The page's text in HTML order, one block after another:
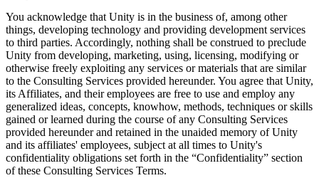
You acknowledge that Unity is in the business of, among other
things, developing technology and providing development services
to third parties. Accordingly, nothing shall be construed to preclude
Unity from developing, marketing, using, licensing, modifying or
otherwise freely exploiting any services or materials that are similar
to the Consulting Services provided hereunder. You agree that Unity,
its Affiliates, and their employees are free to use and employ any
generalized ideas, concepts, knowhow, methods, techniques or skills
gained or learned during the course of any Consulting Services
provided hereunder and retained in the unaided memory of Unity
and its affiliates' employees, subject at all times to Unity's
confidentiality obligations set forth in the “Confidentiality” section
of these Consulting Services Terms.